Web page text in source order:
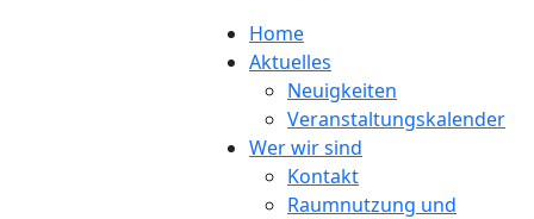
Home
Aktuelles
Neuigkeiten
Veranstaltungskalender
Wer wir sind
Kontakt
Raumnutzung und